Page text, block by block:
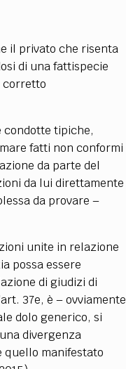
AUTORI CURATORI FOTOGRAFI
EXTRA
MEDIA
il privato che risenta
di una fattispecie
corretto
condotte tipiche,
fatti non conformi
da parte del
da lui direttamente
da provare –
unite in relazione
possa essere
di giudizi di
37e, è –ovviamente
dolo generico, si
divergenza
quello manifestato